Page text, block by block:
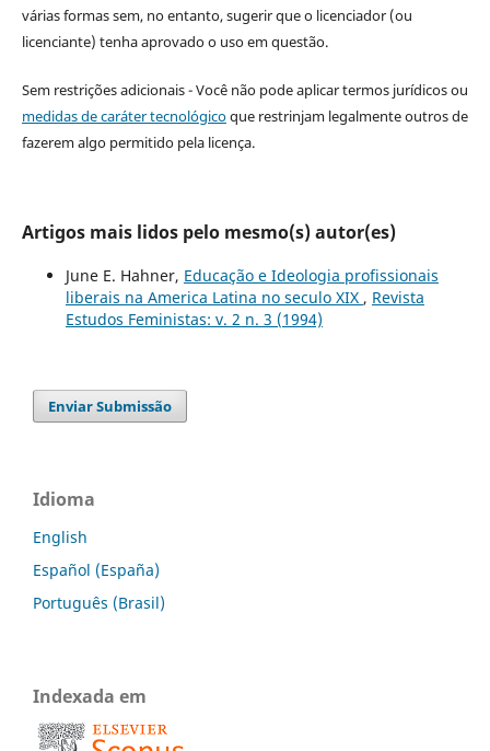
várias formas sem, no entanto, sugerir que o licenciador (ou
licenciante) tenha aprovado o uso em questão.
Sem restrições adicionais - Você não pode aplicar termos jurídicos ou
medidas de caráter tecnológicoque restrinjam legalmente outros de
fazerem algo permitido pela licença.
Artigos mais lidos pelo mesmo(s) autor(es)
June E. Hahner, Educação e Ideologia profissionais
liberais na America Latina no seculo XIX , Revista
Estudos Feministas: v. 2 n. 3 (1994)
Enviar Submissão
Idioma
English
Español (España)
Português (Brasil)
Indexada em